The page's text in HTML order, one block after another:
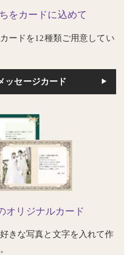
をカードに込めて
ードを12種類ご用意してい
ッセージカード
オリジナルカード
きな写真と文字を入れて作